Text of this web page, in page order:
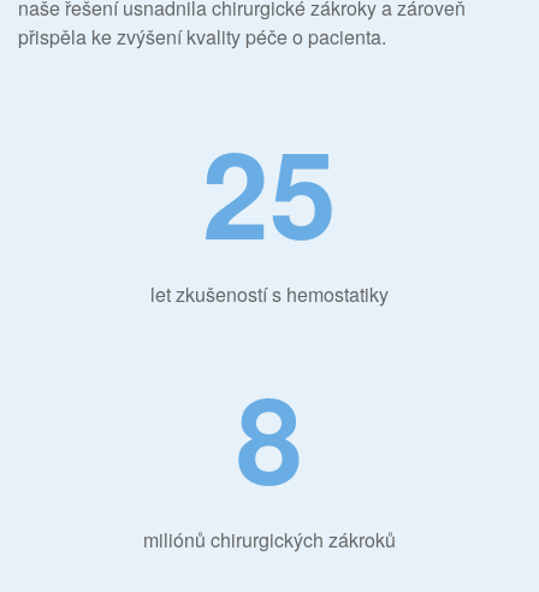
naše řešení usnadnila chirurgické zákroky a zároveň
přispěla ke zvýšení kvality péče o pacienta.
25
let zkušeností s hemostatiky
8
miliónů chirurgických zákroků